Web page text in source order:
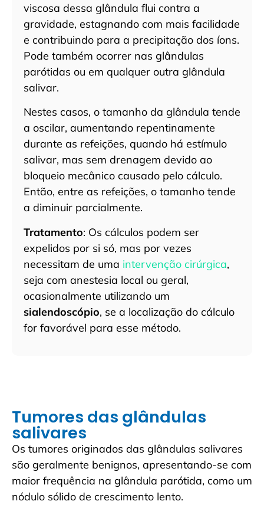
viscosa dessa glândula flui contra a
gravidade, estagnando com mais facilidade
e contribuindo para a precipitação dos íons.
Pode também ocorrer nas glândulas
parótidas ou em qualquer outra glândula
salivar.
Nestes casos, o tamanho da glândula tende
a oscilar, aumentando repentinamente
durante as refeições, quando há estímulo
salivar, mas sem drenagem devido ao
bloqueio mecânico causado pelo cálculo.
Então, entre as refeições, o tamanho tende
a diminuir parcialmente.
Tratamento: Os cálculos podem ser
expelidos por si só, mas por vezes
necessitam de uma intervenção cirúrgica,
seja com anestesia local ou geral,
ocasionalmente utilizando um
sialendoscópio, se a localização do cálculo
for favorável para esse método.
Tumores das glândulas
salivares
Os tumores originados das glândulas salivares
são geralmente benignos, apresentando-se com
maior frequência na glândula parótida, como um
nódulo sólido de crescimento lento.